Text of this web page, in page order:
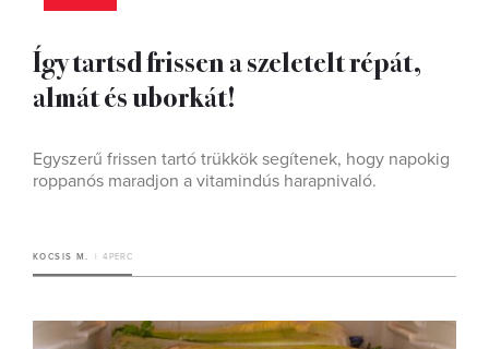
Így tartsd frissen a szeletelt répát,
almát és uborkát!
Egyszerű frissen tartó trükkök segítenek, hogy napokig
roppanós maradjon a vitamindús harapnivaló.
KOCSIS M. 4 PERC